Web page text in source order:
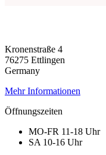
Kronenstraße 4
76275 Ettlingen
Germany
Mehr Informationen
Öffnungszeiten
MO-FR 11-18 Uhr
SA 10-16 Uhr